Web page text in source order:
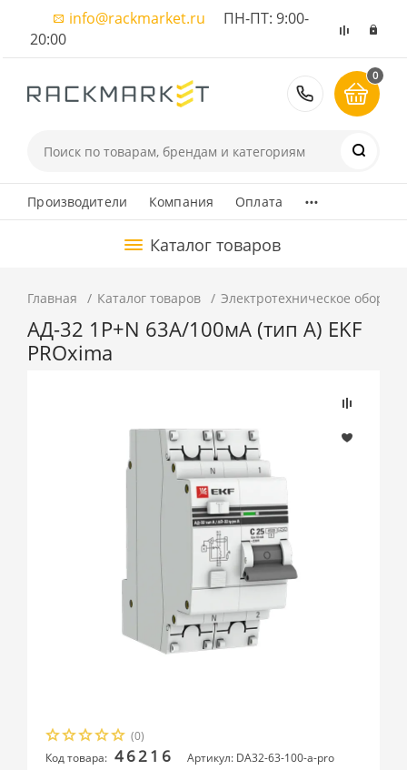
info@rackmarket.ru ПН-ПТ: 9:00-
20:00
8 (495)
0
Производители Компания Оплата ...
Каталог товаров
Главная Каталог товаров Электротехническое
АД-32 1P+N 63А/100мА (тип А) EKF
PROxima
(0)
Код товара: 46216
Артикул: DA32-63-100-a-pro